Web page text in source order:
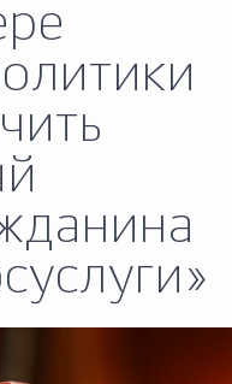
Противодействие
Муниципальные